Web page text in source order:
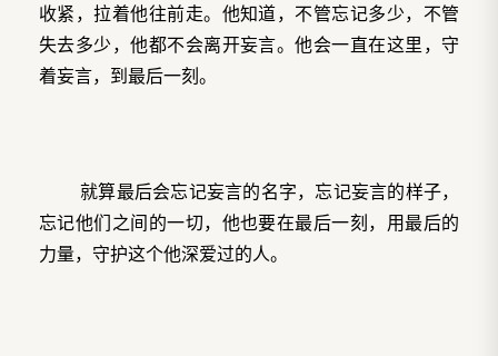
收紧，拉着他往前走。他知道，不管忘记多少，不管
失去多少，他都不会离开妄言。他会一直在这里，守
着妄言，到最后一刻。
就算最后会忘记妄言的名字，忘记妄言的样子，
忘记他们之间的一切，他也要在最后一刻，用最后的
力量，守护这个他深爱过的人。